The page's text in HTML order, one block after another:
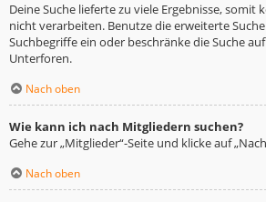
Deine Suche lieferte zu viele Ergebnisse, somit
nicht verarbeiten. Benutze die erweiterte
Suchbegriffe ein oder beschränke die Suche
Unterforen.
Nach oben
Wie kann ich nach Mitgliedern suchen?
Gehe zur „Mitglieder“-Seite und klicke auf
Nach oben